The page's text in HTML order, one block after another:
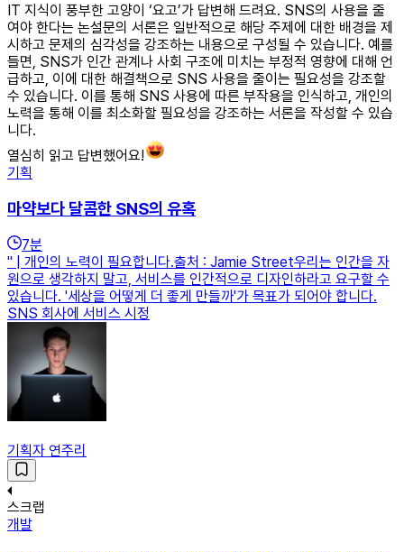
IT 지식이 풍부한 고양이 ‘요고’가 답변해 드려요. SNS의 사용을 줄
여야 한다는 논설문의 서론은 일반적으로 해당 주제에 대한 배경을 제
시하고 문제의 심각성을 강조하는 내용으로 구성될 수 있습니다. 예를
들면, SNS가 인간 관계나 사회 구조에 미치는 부정적 영향에 대해 언
급하고, 이에 대한 해결책으로 SNS 사용을 줄이는 필요성을 강조할
수 있습니다. 이를 통해 SNS 사용에 따른 부작용을 인식하고, 개인의
노력을 통해 이를 최소화할 필요성을 강조하는 서론을 작성할 수 있습
니다.
열심히 읽고 답변했어요!
기획
마약보다 달콤한 SNS의 유혹
7분
" | 개인의 노력이 필요합니다.출처 : Jamie Street우리는 인간을 자
원으로 생각하지 말고, 서비스를 인간적으로 디자인하라고 요구할 수
있습니다. '세상을 어떻게 더 좋게 만들까'가 목표가 되어야 합니다.
SNS 회사에 서비스 시정
기획자 연주리
스크랩
개발